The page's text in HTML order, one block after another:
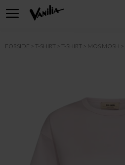
FORSIDE T-SHIRT T-SHIRT MOS MOSH